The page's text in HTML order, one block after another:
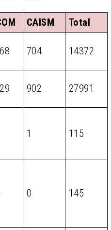
CAISM
Total
704 14372
902 27991
1 115
0 145